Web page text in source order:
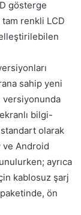
gösterge
renkli LCD
sahip yeni
versiyonunda
bilgi-
olarak
ve Android
ayrıca
kablosuz şarj
ön